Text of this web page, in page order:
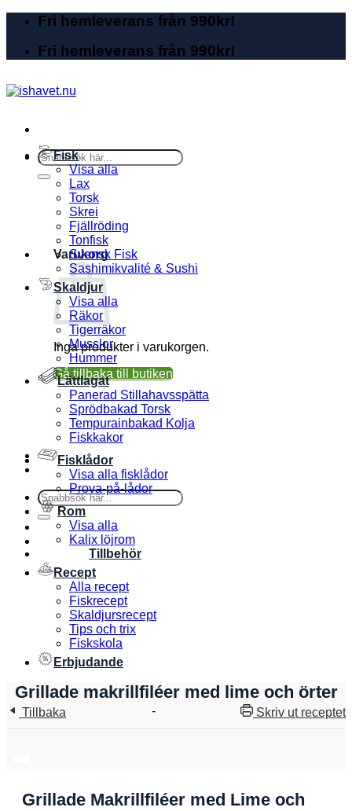
Skip
content
Fri hemleverans från 990kr!
Fri hemleverans från 990kr!
Sök
efter:
Varukorg
Inga produkter i varukorgen.
Gå tillbaka till butiken
Sök
efter:
Fisk
Visa alla
Lax
Torsk
Skrei
Fjällröding
Tonfisk
Svensk Fisk
Sashimikvalité & Sushi
Skaldjur
Visa alla
Räkor
Tigerräkor
Musslor
Hummer
Lättlagat
Panerad Stillahavsspätta
Sprödbakad Torsk
Tempurainbakad Kolja
Fiskkakor
Fisklådor
Visa alla fisklådor
Prova-på-lådor
Rom
Visa alla
Kalix löjrom
Tillbehör
Recept
Alla recept
Fiskrecept
Skaldjursrecept
Tips och trix
Fiskskola
Erbjudande
Grillade makrillfiléer med lime och örter
Tillbaka - Skriv ut receptet
Grillade Makrillfiléer med Lime och